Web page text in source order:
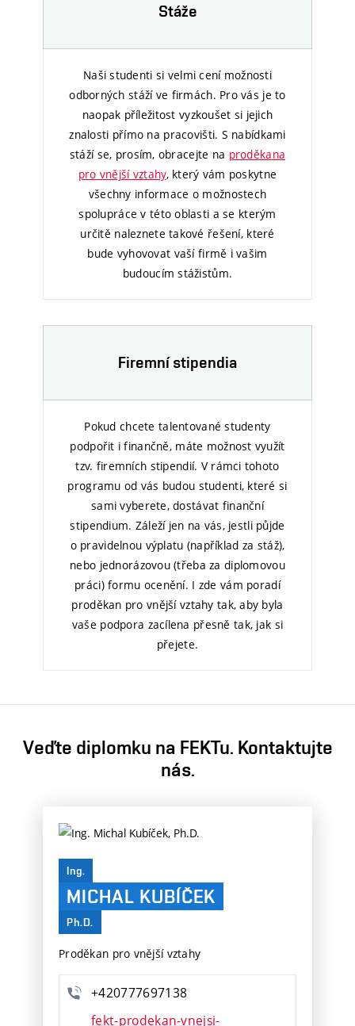
Stáže
Naši studenti si velmi cení možnosti
odborných stáží ve firmách. Pro vás je to
naopak příležitost vyzkoušet si jejich
znalosti přímo na pracovišti. S nabídkami
stáží se, prosím, obracejte na proděkana
pro vnější vztahy, který vám poskytne
všechny informace o možnostech
spolupráce v této oblasti a se kterým
určitě naleznete takové řešení, které
bude vyhovovat vaší firmě i vašim
budoucím stážistům.
Firemní stipendia
Pokud chcete talentované studenty
podpořit i finančně, máte možnost využít
tzv. firemních stipendií. V rámci tohoto
programu od vás budou studenti, které si
sami vyberete, dostávat finanční
stipendium. Záleží jen na vás, jestli půjde
o pravidelnou výplatu (například za stáž),
nebo jednorázovou (třeba za diplomovou
práci) formu ocenění. I zde vám poradí
proděkan pro vnější vztahy tak, aby byla
vaše podpora zacílena přesně tak, jak si
přejete.
Veďte diplomku na FEKTu. Kontaktujte
nás.
Ing.
MICHAL KUBÍČEK
Ph.D.
Proděkan pro vnější vztahy
+420777697138
fekt-prodekan-vnejsi-